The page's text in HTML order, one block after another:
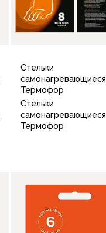
Стельки
самонагревающиеся
Термофор
Стельки
самонагревающиеся
Термофор
В корзину
по 10 шт.